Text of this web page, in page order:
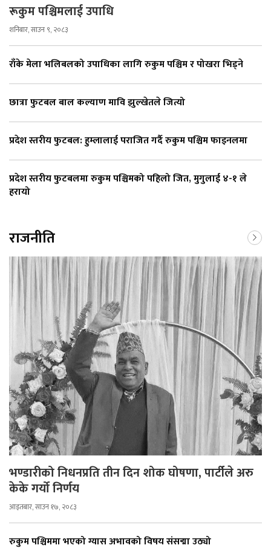
रूकुम पश्चिमलाई उपाधि
शनिबार, साउन ९, २०८३
राँके मेला भलिबलको उपाधिका लागि रुकुम पश्चिम र पोखरा भिड्ने
छात्रा फुटबल बाल कल्याण मावि झुल्खेतले जित्यो
प्रदेश स्तरीय फुटबल: हुम्लालाई पराजित गर्दै रुकुम पश्चिम फाइनलमा
प्रदेश स्तरीय फुटबलमा रुकुम पश्चिमको पहिलो जित, मुगुलाई ४-१ ले
हरायो
राजनीति
भण्डारीको निधनप्रति तीन दिन शोक घोषणा, पार्टीले अरु
केके गर्यो निर्णय
आइतबार, साउन १७, २०८३
रुकुम पश्चिममा भएको ग्यास अभावको विषय संसद्मा उठ्यो